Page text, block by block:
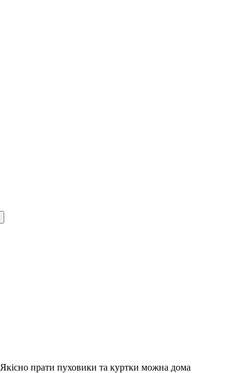
Якісно прати пуховики та куртки можна дома